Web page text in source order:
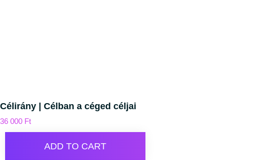
Célirány | Célban a céged céljai
36 000 Ft
ADD TO CART